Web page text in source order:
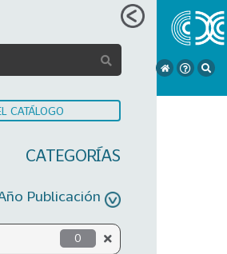
CATÁLOGO
CATEGORÍAS
Publicación
0